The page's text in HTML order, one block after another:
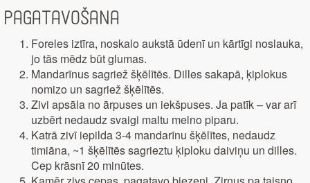
Pagatavošana
Foreles iztīra, noskalo aukstā ūdenī un kārtīgi noslauka,
jo tās mēdz būt glumas.
Mandarīnus sagriež šķēlītēs. Dilles sakapā, ķiplokus
nomizo un sagriež šķēlītēs.
Zivi apsāla no ārpuses un iekšpuses. Ja patīk – var arī
uzbērt nedaudz svaigi maltu melno piparu.
Katrā zivī iepilda 3-4 mandarīnu šķēlītes, nedaudz
timiāna, ~1 šķēlītēs sagrieztu ķiploku daiviņu un dilles.
Cep krāsnī 20 minūtes.